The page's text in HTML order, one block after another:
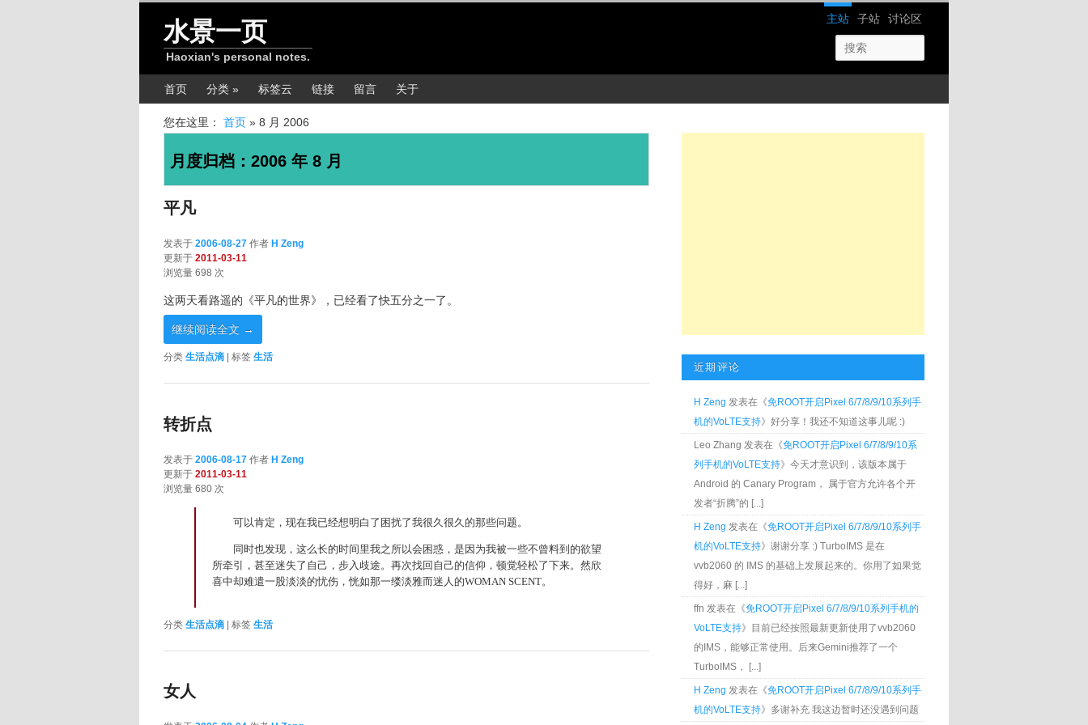
网站导航
主站 子站 讨论区
水景一页
Haoxian's personal notes.
主菜单首页 分类 » 标签云 链接 留言 关于
您在这里： 首页 » 8 月 2006
月度归档： 2006 年 8 月
平凡
发表于 2006-08-27 作者 H Zeng
更新于 2011-03-11
浏览量 698 次
这两天看路遥的《平凡的世界》，已经看了快五分之一了。
继续阅读全文 →
分类 生活点滴 标签 生活
转折点
发表于 2006-08-17 作者 H Zeng
更新于 2011-03-11
浏览量 680 次
可以肯定，现在我已经想明白了困扰了我很久很久的那些问题。
同时也发现，这么长的时间里我之所以会困惑，是因为我被一些不曾料到的欲望
所牵引，甚至迷失了自己，步入歧途。再次找回自己的信仰，顿觉轻松了下来。然欣
喜中却难遣一股淡淡的忧伤，恍如那一缕淡雅而迷人的WOMAN SCENT。
分类 生活点滴 标签 生活
女人
近期评论
H Zeng 发表在《免ROOT开启Pixel 6/7/8/9/10系列手
机的VoLTE支持》好分享！我还不知道这事儿呢 :)
Leo Zhang 发表在《免ROOT开启Pixel 6/7/8/9/10系
列手机的VoLTE支持》今天才意识到，该版本属于
Android 的 Canary Program， 属于官方允许各个开
发者“折腾”的 [...]
H Zeng 发表在《免ROOT开启Pixel 6/7/8/9/10系列手
机的VoLTE支持》谢谢分享 :) TurboIMS 是在
vvb2060 的 IMS 的基础上发展起来的。你用了如果觉
得好，麻 [...]
ffn 发表在《免ROOT开启Pixel 6/7/8/9/10系列手机的
VoLTE支持》目前已经按照最新更新使用了vvb2060
的IMS，能够正常使用。后来Gemini推荐了一个
TurboIMS， [...]
H Zeng 发表在《免ROOT开启Pixel 6/7/8/9/10系列手
机的VoLTE支持》多谢补充 我这边暂时还没遇到问题